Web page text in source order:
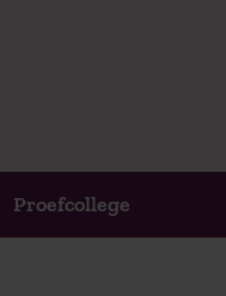
Proefcollege